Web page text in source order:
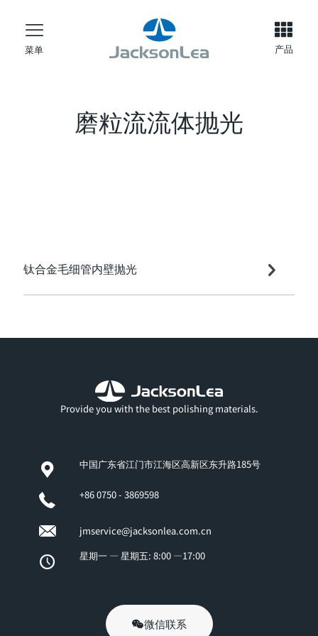
菜单 产品
磨粒流流体抛光
钛合金毛细管内壁抛光
Provide you with the best polishing materials.
中国广东省江门市江海区高新区东升路185号
+86 0750 - 3869598
jmservice@jacksonlea.com.cn
星期一 — 星期五: 8:00 —17:00
微信联系